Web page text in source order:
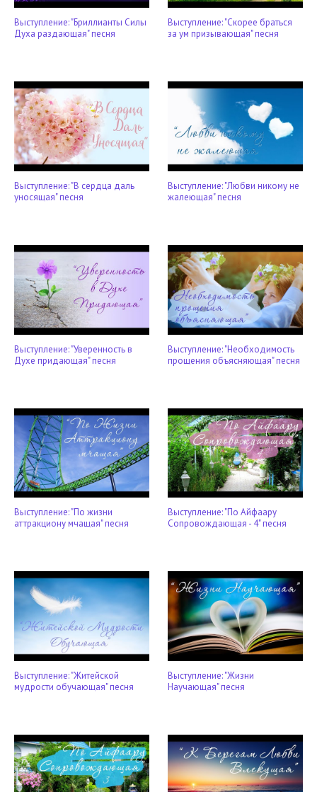
Выступление: "Бриллианты Силы
Духа раздающая" песня
Выступление: "Скорее браться
за ум призывающая" песня
Выступление: "В сердца даль
уносящая" песня
Выступление: "Любви никому не
жалеющая" песня
Выступление: "Уверенность в
Духе придающая" песня
Выступление: "Необходимость
прощения объясняющая" песня
Выступление: "По жизни
аттракциону мчащая" песня
Выступление: "По Айфаару
Сопровождающая - 4" песня
Выступление: "Житейской
мудрости обучающая" песня
Выступление: "Жизни
Научающая" песня